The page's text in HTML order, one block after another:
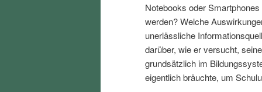
s
p
r
l
t
s
Notebooks oder
werden? Welche
unerlässliche
darüber, wie er versucht,
grundsätzlich im
eigentlich bräuchte, um